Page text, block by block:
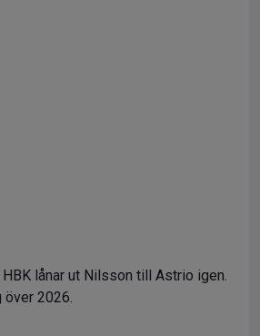
lånar ut Nilsson till Astrio igen.
2026.